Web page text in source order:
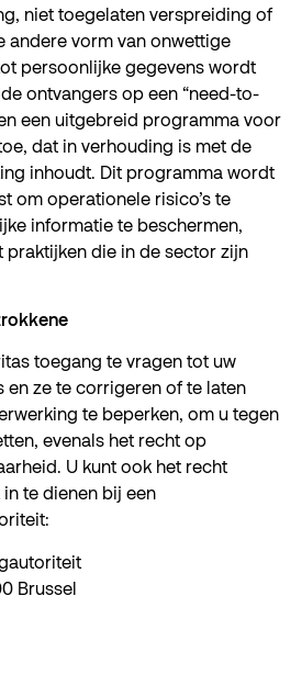
niet toegelaten verspreiding of
andere vorm van onwettige
persoonlijke gegevens wordt
ontvangers op een “need-to-
een uitgebreid programma voor
dat in verhouding is met de
inhoudt. Dit programma wordt
om operationele risico’s te
informatie te beschermen,
praktijken die in de sector zijn
toegang te vragen tot uw
en ze te corrigeren of te laten
te beperken, om u tegen
evenals het recht op
U kunt ook het recht
te dienen bij een
Brussel